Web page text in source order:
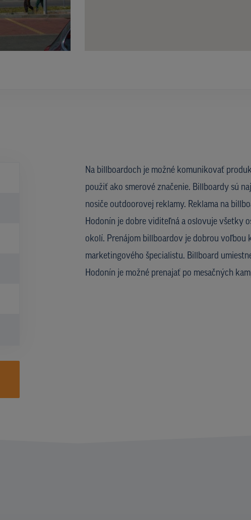
Na billboardoch je možné komunikovať
použiť ako smerové značenie. Billboardy sú
nosiče outdoorovej reklamy. Reklama na
Hodonín je dobre viditeľná a oslovuje všetky
okolí. Prenájom billboardov je dobrou voľbou
marketingového špecialistu. Billboard
Hodonín je možné prenajať po mesačných